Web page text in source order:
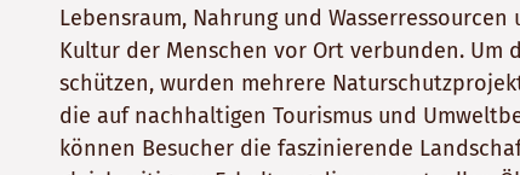
Lebensraum, Nahrung und
Kultur der Menschen vor Ort verbunden. Um
schützen, wurden mehrere
die auf nachhaltigen Tourismus und
können Besucher die faszinierende